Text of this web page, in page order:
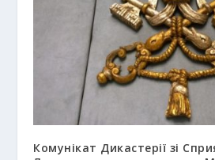
Комунікат Дикастерії зі